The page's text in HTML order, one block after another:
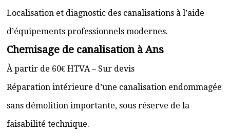
Localisation et diagnostic des canalisations à l’aide
d’équipements professionnels modernes.
Chemisage de canalisation à Ans
À partir de 60€ HTVA – Sur devis
Réparation intérieure d’une canalisation endommagée
sans démolition importante, sous réserve de la
faisabilité technique.